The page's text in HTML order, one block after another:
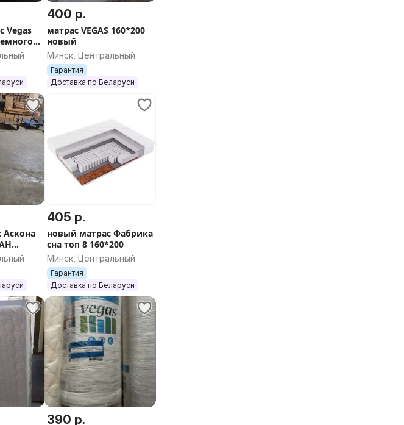
Vegas
400 р.
матрас VEGAS 160*200
новый
Минск, Центральный
Гарантия
Доставка по Беларуси
405 р.
новый матрас Фабрика
сна топ 8 160*200
Минск, Центральный
Гарантия
Доставка по Беларуси
390 р.